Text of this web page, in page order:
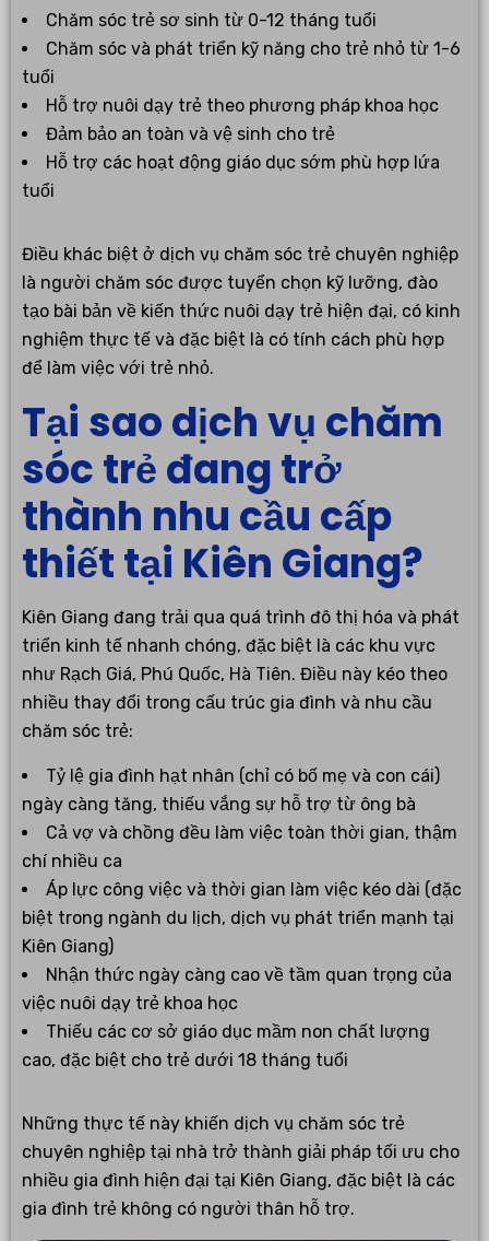
Chăm sóc trẻ sơ sinh từ 0-12 tháng tuổi
Chăm sóc và phát triển kỹ năng cho trẻ nhỏ từ 1-6
tuổi
Hỗ trợ nuôi dạy trẻ theo phương pháp khoa học
Đảm bảo an toàn và vệ sinh cho trẻ
Hỗ trợ các hoạt động giáo dục sớm phù hợp lứa
tuổi
Điều khác biệt ở dịch vụ chăm sóc trẻ chuyên nghiệp
là người chăm sóc được tuyển chọn kỹ lưỡng, đào
tạo bài bản về kiến thức nuôi dạy trẻ hiện đại, có kinh
nghiệm thực tế và đặc biệt là có tính cách phù hợp
để làm việc với trẻ nhỏ.
Tại sao dịch vụ chăm
sóc trẻ đang trở
thành nhu cầu cấp
thiết tại Kiên Giang?
Kiên Giang đang trải qua quá trình đô thị hóa và phát
triển kinh tế nhanh chóng, đặc biệt là các khu vực
như Rạch Giá, Phú Quốc, Hà Tiên. Điều này kéo theo
nhiều thay đổi trong cấu trúc gia đình và nhu cầu
chăm sóc trẻ:
Tỷ lệ gia đình hạt nhân (chỉ có bố mẹ và con cái)
ngày càng tăng, thiếu vắng sự hỗ trợ từ ông bà
Cả vợ và chồng đều làm việc toàn thời gian, thậm
chí nhiều ca
Áp lực công việc và thời gian làm việc kéo dài (đặc
biệt trong ngành du lịch, dịch vụ phát triển mạnh tại
Kiên Giang)
Nhận thức ngày càng cao về tầm quan trọng của
việc nuôi dạy trẻ khoa học
Thiếu các cơ sở giáo dục mầm non chất lượng
cao, đặc biệt cho trẻ dưới 18 tháng tuổi
Những thực tế này khiến dịch vụ chăm sóc trẻ
chuyên nghiệp tại nhà trở thành giải pháp tối ưu cho
nhiều gia đình hiện đại tại Kiên Giang, đặc biệt là các
gia đình trẻ không có người thân hỗ trợ.